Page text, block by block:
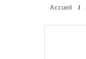
Accueil